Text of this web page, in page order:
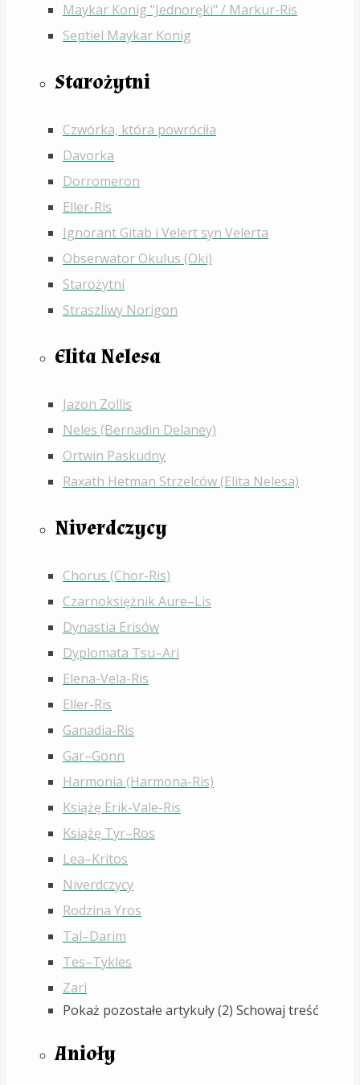
Maykar Konig "Jednoręki" / Markur-Ris
Septiel Maykar Konig
Starożytni
Czwórka, która powróciła
Davorka
Dorromeron
Eller-Ris
Ignorant Gitab i Velert syn Velerta
Obserwator Okulus (Oki)
Starożytni
Straszliwy Norigon
Elita Nelesa
Jazon Zollis
Neles (Bernadin Delaney)
Ortwin Paskudny
Raxath Hetman Strzelców (Elita Nelesa)
Niverdczycy
Chorus (Chor-Ris)
Czarnoksiężnik Aure–Lis
Dynastia Erisów
Dyplomata Tsu–Ari
Elena-Vela-Ris
Eller-Ris
Ganadia-Ris
Gar–Gonn
Harmonia (Harmona-Ris)
Książę Erik-Vale-Ris
Książę Tyr–Ros
Lea–Kritos
Niverdczycy
Rodzina Yros
Tal–Darim
Tes–Tykles
Zari
Pokaż pozostałe artykuły (2) Schowaj treść
Anioły